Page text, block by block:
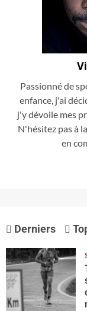
Passionné de
enfance, j'ai
j'y dévoile mes
N'hésitez pas à
en
Derniers